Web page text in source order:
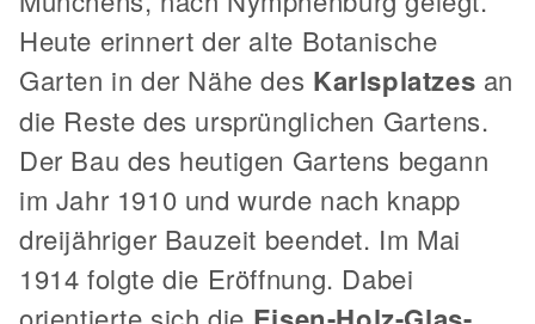
Heute erinnert der alte Botanische
Garten in der Nähe des Karlsplatzes an
die Reste des ursprünglichen Gartens.
Der Bau des heutigen Gartens begann
im Jahr 1910 und wurde nach knapp
dreijähriger Bauzeit beendet. Im Mai
1914 folgte die Eröffnung. Dabei